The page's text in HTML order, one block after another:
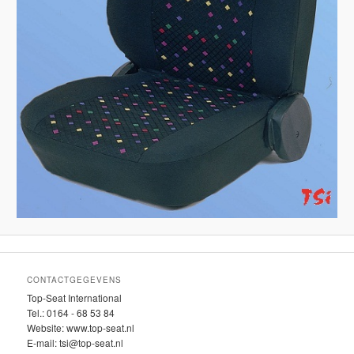
CONTACTGEGEVENS
Top-Seat International
Tel.: 0164 - 68 53 84
Website: www.top-seat.nl
E-mail: tsi@top-seat.nl